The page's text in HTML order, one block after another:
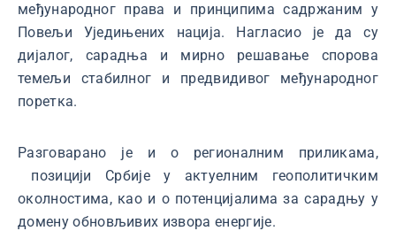
међународног права и принципима садржаним у
Повељи Уједињених нација. Нагласио је да су
дијалог, сарадња и мирно решавање спорова
темељи стабилног и предвидивог међународног
поретка.
Разговарано је и о регионалним приликама,
позицији Србије у актуелним геополитичким
околностима, као и о потенцијалима за сарадњу у
домену обновљивих извора енергије.